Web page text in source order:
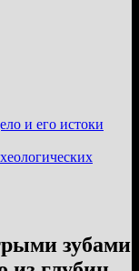
и его истоки
зубами